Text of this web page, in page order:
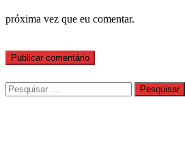
próxima vez que eu comentar.
Pesquisar
por: